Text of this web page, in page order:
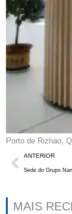
Porto de Rizhao,
Anterior
ANTERIOR
Sede do Grupo
MAIS